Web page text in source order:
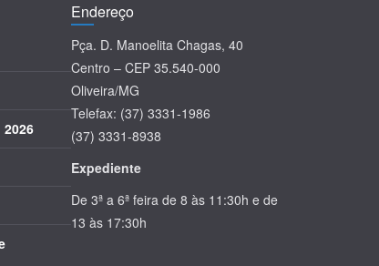
Endereço
Pça. D. Manoelita Chagas, 40
Centro – CEP 35.540-000
Oliveira/MG
Telefax: (37) 3331-1986
(37) 3331-8938
Expediente
De 3ª a 6ª feira de 8 às 11:30h e de
13 às 17:30h